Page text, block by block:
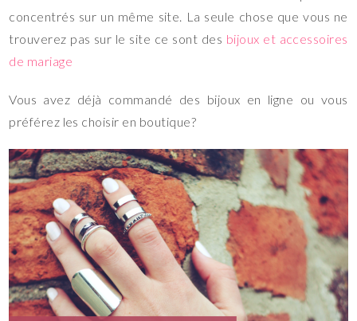
concentrés sur un même site. La seule chose que vous ne
trouverez pas sur le site ce sont des bijoux et accessoires
de mariage
Vous avez déjà commandé des bijoux en ligne ou vous
préférez les choisir en boutique?